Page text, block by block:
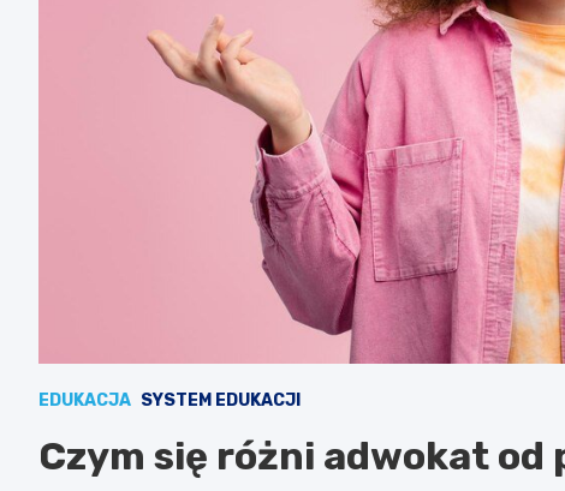
EDUKACJA SYSTEM EDUKACJI
Czym się różni adwokat od